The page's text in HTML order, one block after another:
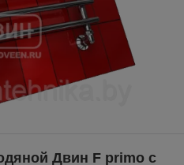
Двин F primo с